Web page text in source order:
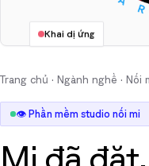
Trang chủ · Ngành nghề · Nối
👁️ Phần mềm studio nối mi
Mi đã
Khai dị ứng